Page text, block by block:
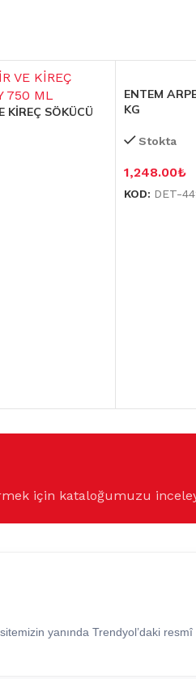
KİREÇ SÖKÜCÜ
ENTEM
KG
Stokta
1,248.00₺
KOD: DET-
için kataloğumuzu
yanında Trendyol’daki